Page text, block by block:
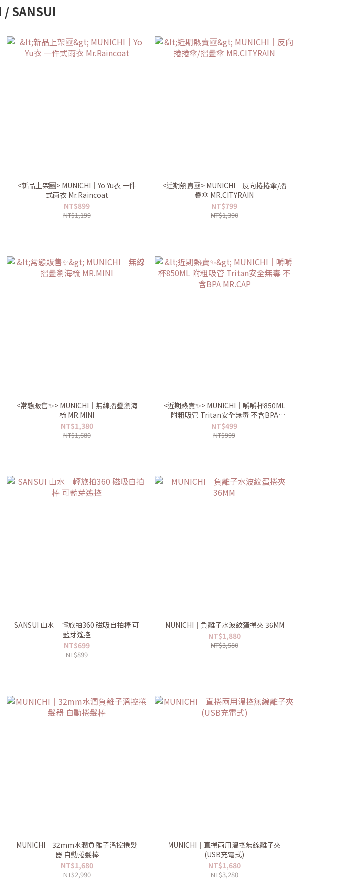
/ SANSUI
<新品上架🆕> MUNICHI｜Yo Yu衣 一件
式雨衣 Mr.Raincoat
NT$899
NT$1,199
<近期熱賣🆕> MUNICHI｜反向捲捲傘/摺
疊傘 MR.CITYRAIN
NT$799
NT$1,390
<常態販售✨> MUNICHI｜無線摺疊瀏海
梳 MR.MINI
NT$1,380
NT$1,680
<近期熱賣✨> MUNICHI｜嚼嚼杯850ML
附粗吸管 Tritan安全無毒 不含BPA
MR.CAP
NT$499
NT$999
SANSUI 山水｜輕旅拍360 磁吸自拍棒 可
藍芽遙控
NT$699
NT$899
MUNICHI｜負離子水波紋蛋捲夾 36MM
NT$1,880
NT$3,580
MUNICHI｜32mm水潤負離子溫控捲髮
器 自動捲髮棒
NT$1,680
NT$2,990
MUNICHI｜直捲兩用溫控無線離子夾
(USB充電式)
NT$1,680
NT$3,280